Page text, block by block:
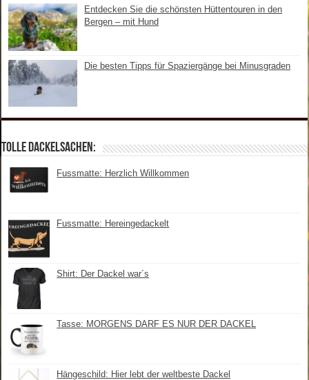
Entdecken Sie die schönsten Hüttentouren in den
Bergen – mit Hund
Die besten Tipps für Spaziergänge bei Minusgraden
Tolle Dackelsachen:
Fussmatte: Herzlich Willkommen
Fussmatte: Hereingedackelt
Shirt: Der Dackel war´s
Tasse: MORGENS DARF ES NUR DER DACKEL
Hängeschild: Hier lebt der weltbeste Dackel